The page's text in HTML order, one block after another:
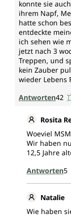
konnte sie
ihrem Napf,
hatte schon
entdeckte
ich sehen wie
jetzt nach 3
Treppen, und
kein Zauber
wieder Lebens
Antworten42
Rosita
Woeviel
Wir haben
12,5 Jahre
Antworten5
Natalie
Wie haben